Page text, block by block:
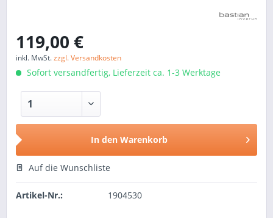
119,00 €
inkl. MwSt.zzgl. Versandkosten
Sofort versandfertig, Lieferzeit ca. 1-3 Werktage
In den Warenkorb
Auf die Wunschliste
Artikel-Nr.: 1904530